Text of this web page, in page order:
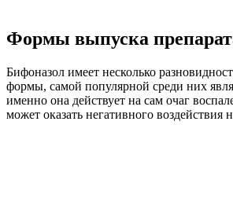
Формы выпуска
Бифоназол имеет несколько
формы, самой популярной среди них
именно она действует на сам очаг
может оказать негативного воздействия